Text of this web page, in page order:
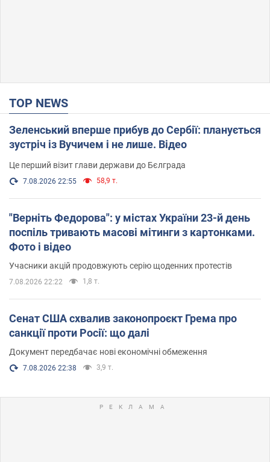
TOP NEWS
Зеленський вперше прибув до Сербії: планується
зустріч із Вучичем і не лише. Відео
Це перший візит глави держави до Бєлграда
7.08.2026 22:55 58,9 т.
"Верніть Федорова": у містах України 23-й день
поспіль тривають масові мітинги з картонками.
Фото і відео
Учасники акцій продовжують серію щоденних протестів
7.08.2026 22:22 1,8 т.
Сенат США схвалив законопроєкт Грема про
санкції проти Росії: що далі
Документ передбачає нові економічні обмеження
7.08.2026 22:38 3,9 т.